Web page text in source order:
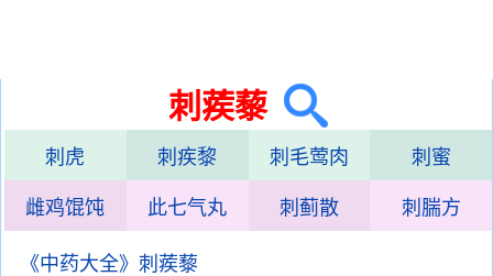
刺蒺藜
刺虎 刺疾黎 刺毛莺肉 刺蜜
雌鸡馄饨 此七气丸 刺蓟散 刺腨方
《中药大全》刺蒺藜